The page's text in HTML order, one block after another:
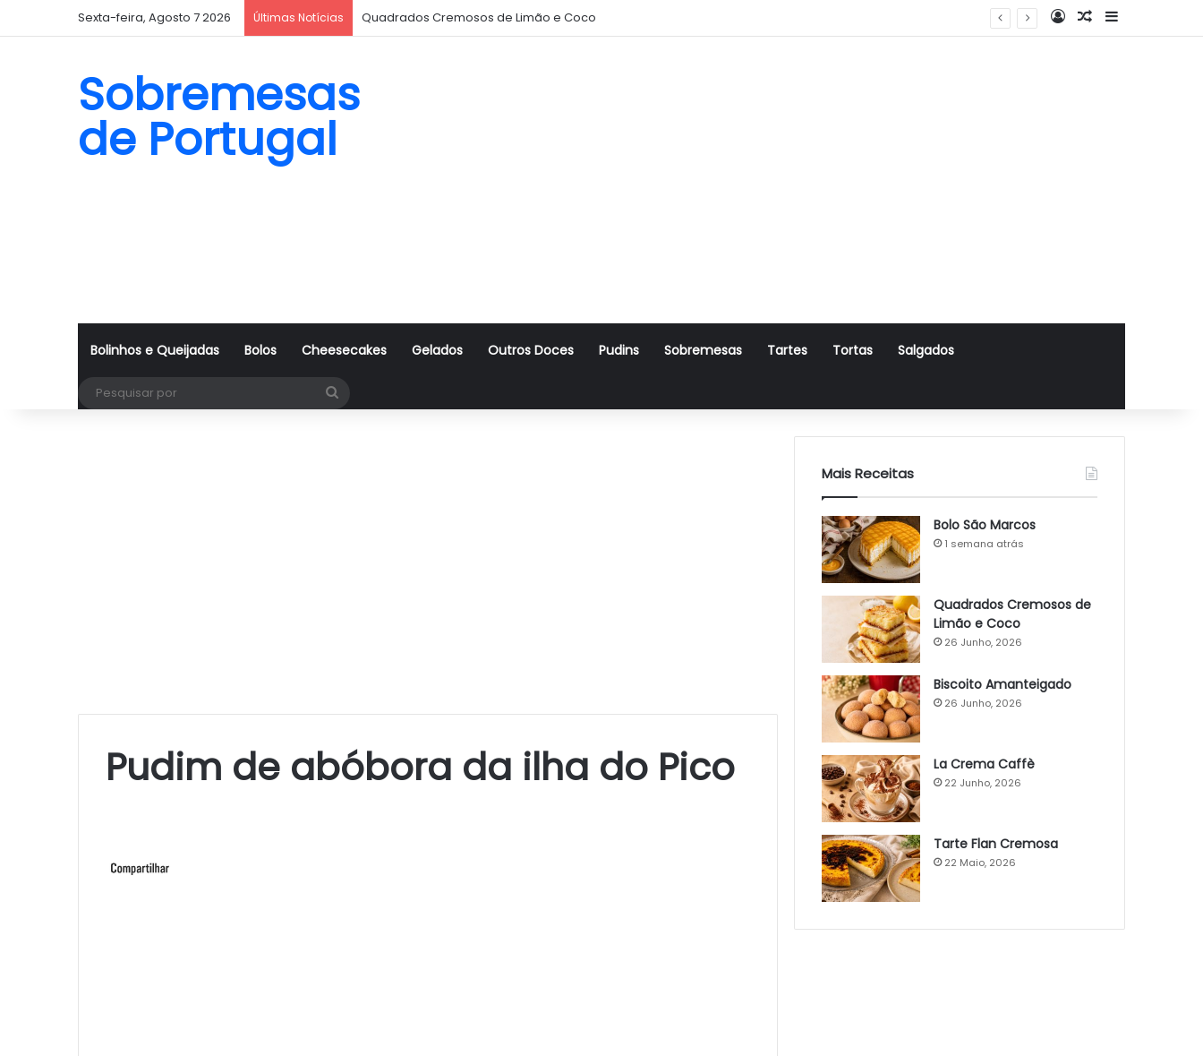
Sexta-feira, Agosto 7 2026 Últimas Notícias Quadrados Cremosos de Limão e Coco Log InArtigo Aleatório
Sidebar
Sobremesas
de Portugal
Bolinhos e Queijadas Bolos Cheesecakes Gelados Outros Doces Pudins Sobremesas Tartes Tortas Salgados
Pudim de abóbora da ilha do Pico
Mais Receitas
Bolo São Marcos
1 semana atrás
Quadrados Cremosos de
Limão e Coco
26 Junho, 2026
Biscoito Amanteigado
26 Junho, 2026
La Crema Caffè
22 Junho, 2026
Tarte Flan Cremosa
22 Maio, 2026